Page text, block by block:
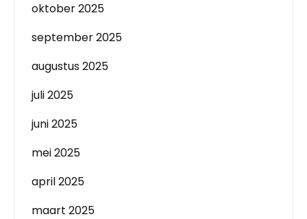
oktober 2025
september 2025
augustus 2025
juli 2025
juni 2025
mei 2025
april 2025
maart 2025